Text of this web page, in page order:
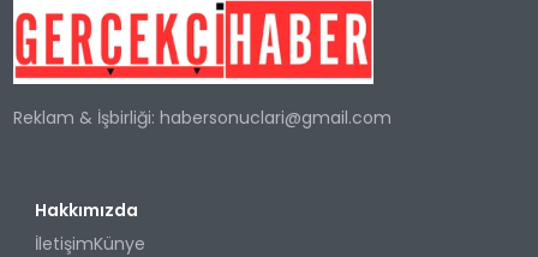
SPOR
TEKNOLOJI
YAŞAM
Reklam & İşbirliği:habersonuclari@gmail.com
Hakkımızda
İletişimKünye